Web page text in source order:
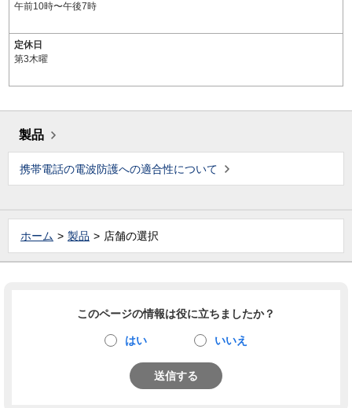
午前10時〜午後7時
定休日
第3木曜
製品
携帯電話の電波防護への適合性について
ホーム 製品 店舗の選択
このページの情報は役に立ちましたか？
はい いいえ
送信する